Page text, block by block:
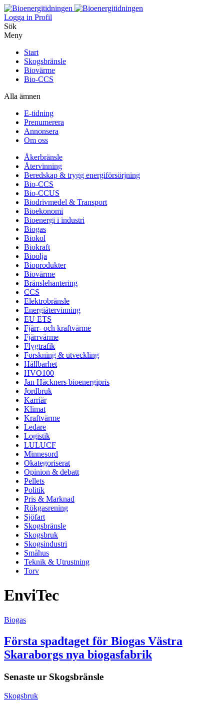
Logga in Profil
Sök
Meny
Start
Skogsbränsle
Biovärme
Bio-CCS
Alla ämnen
E-tidning
Prenumerera
Annonsera
Om oss
Åkerbränsle
Återvinning
Beredskap & trygg energiförsörjning
Bio-CCS
Bio-CCUS
Biodrivmedel & Transport
Bioekonomi
Bioenergi i industri
Biogas
Biokol
Biokraft
Bioolja
Bioprodukter
Biovärme
Bränslehantering
CCS
Elektrobränsle
Energiåtervinning
EU ETS
Fjärr- och kraftvärme
Fjärrvärme
Flygtrafik
Forskning & utveckling
Hållbarhet
HVO100
Jan Häckners bioenergipris
Jordbruk
Karriär
Klimat
Kraftvärme
Ledare
Logistik
LULUCF
Minnesord
Okategoriserat
Opinion & debatt
Pellets
Politik
Pris & Marknad
Rökgasrening
Sjöfart
Skogsbränsle
Skogsbruk
Skogsindustri
Småhus
Teknik & Utrustning
Torv
EnviTec
Biogas
Första spadtaget för Biogas Västra
Skaraborgs nya biogasfabrik
Senaste ur Skogsbränsle
Skogsbruk